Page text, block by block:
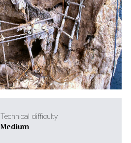
Technical difficulty
Medium